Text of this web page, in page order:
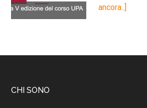
ancora..]
CHI SONO